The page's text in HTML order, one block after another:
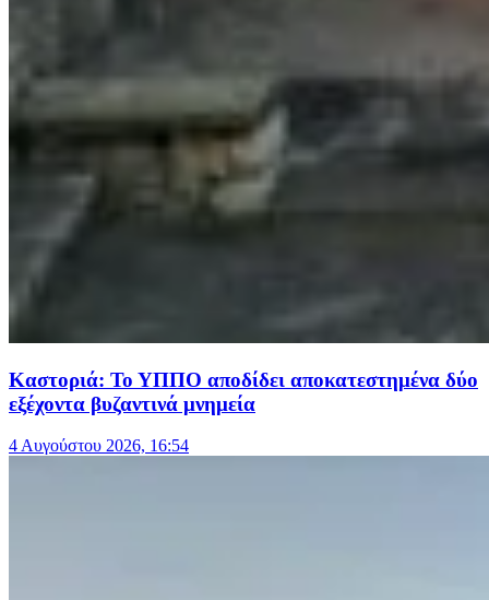
Καστοριά: Το ΥΠΠΟ αποδίδει αποκατεστημένα δύο
εξέχοντα βυζαντινά μνημεία
4 Αυγούστου 2026, 16:54